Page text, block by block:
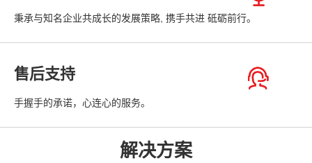
秉承与知名企业共成长的发展策略, 携手共进 砥砺前行。
售后支持
手握手的承诺，心连心的服务。
解决方案